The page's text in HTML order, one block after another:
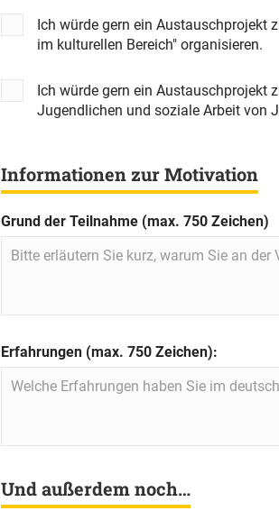
Ich würde gern ein Austauschprojekt
im kulturellen Bereich" organisieren.
Ich würde gern ein Austauschprojekt
Jugendlichen und soziale Arbeit von
Informationen zur Motivation
Grund der Teilnahme (max. 750 Zeichen)
Erfahrungen (max. 750 Zeichen):
Und außerdem noch…